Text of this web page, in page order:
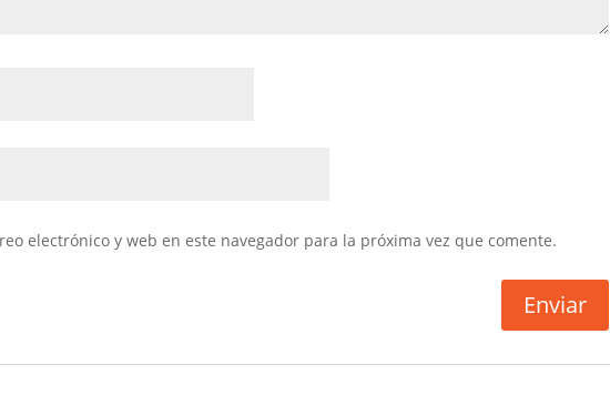
electrónico y web en este navegador para la próxima vez que comente.